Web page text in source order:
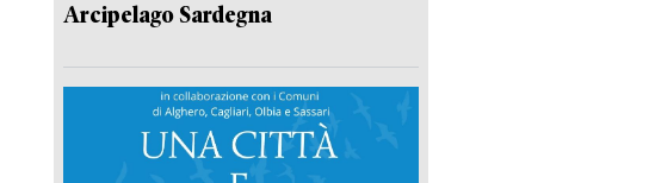
Arcipelago Sardegna